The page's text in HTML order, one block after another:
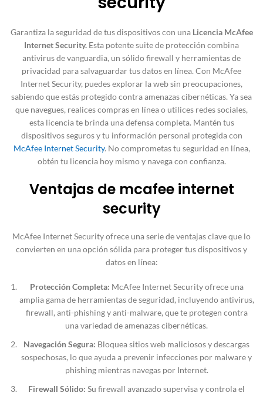
Garantiza la seguridad de tus dispositivos con una Licencia McAfee
Internet Security. Esta potente suite de protección combina
antivirus de vanguardia, un sólido firewall y herramientas de
privacidad para salvaguardar tus datos en línea. Con McAfee
Internet Security, puedes explorar la web sin preocupaciones,
sabiendo que estás protegido contra amenazas cibernéticas. Ya sea
que navegues, realices compras en línea o utilices redes sociales,
esta licencia te brinda una defensa completa. Mantén tus
dispositivos seguros y tu información personal protegida con
McAfee Internet Security. No comprometas tu seguridad en línea,
obtén tu licencia hoy mismo y navega con confianza.
Ventajas de mcafee internet
security
McAfee Internet Security ofrece una serie de ventajas clave que lo
convierten en una opción sólida para proteger tus dispositivos y
datos en línea:
Protección Completa: McAfee Internet Security ofrece una
amplia gama de herramientas de seguridad, incluyendo antivirus,
firewall, anti-phishing y anti-malware, que te protegen contra
una variedad de amenazas cibernéticas.
Navegación Segura: Bloquea sitios web maliciosos y descargas
sospechosas, lo que ayuda a prevenir infecciones por malware y
phishing mientras navegas por Internet.
Firewall Sólido: Su firewall avanzado supervisa y controla el